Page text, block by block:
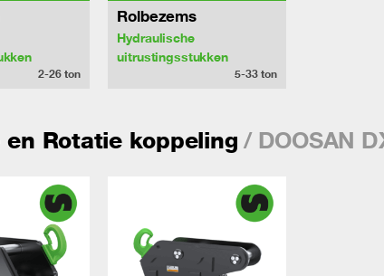
2-26ton
Rolbezems
Hydraulische
uitrustingsstukken
5-33ton
en Rotatie koppeling / DOOSAN